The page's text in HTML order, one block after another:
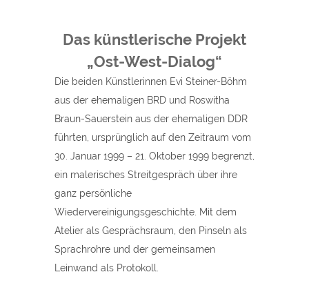
Das künstlerische Projekt
„Ost-West-Dialog“
Die beiden Künstlerinnen Evi Steiner-Böhm
aus der ehemaligen BRD und Roswitha
Braun-Sauerstein aus der ehemaligen DDR
führten, ursprünglich auf den Zeitraum vom
30. Januar 1999 – 21. Oktober 1999 begrenzt,
ein malerisches Streitgespräch über ihre
ganz persönliche
Wiedervereinigungsgeschichte. Mit dem
Atelier als Gesprächsraum, den Pinseln als
Sprachrohre und der gemeinsamen
Leinwand als Protokoll.